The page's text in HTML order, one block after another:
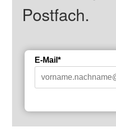
Postfach.
E-Mail*